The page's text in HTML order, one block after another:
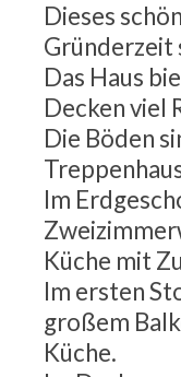
Dieses
Gründerzeit
Das Haus
Decken viel
Die Böden
Im
Küche mit
Im ersten
großem
Küche.